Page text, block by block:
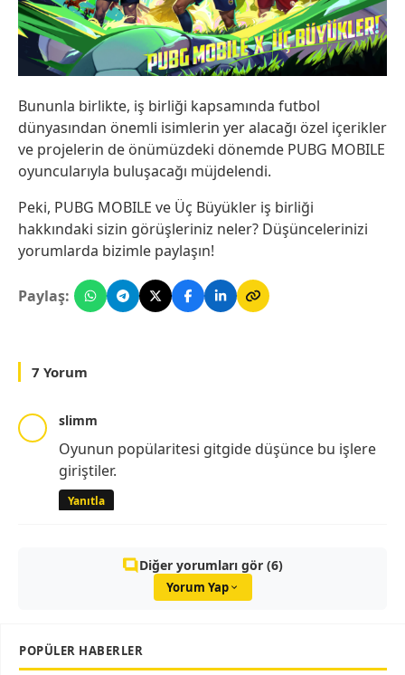
Bununla birlikte, iş birliği kapsamında futbol
dünyasından önemli isimlerin yer alacağı özel içerikler
ve projelerin de önümüzdeki dönemde PUBG MOBILE
oyuncularıyla buluşacağı müjdelendi.
Peki, PUBG MOBILE ve Üç Büyükler iş birliği
hakkındaki sizin görüşleriniz neler? Düşüncelerinizi
yorumlarda bizimle paylaşın!
Paylaş:
7 Yorum
slimm
Oyunun popülaritesi gitgide düşünce bu işlere
giriştiler.
Yanıtla
Diğer yorumları gör (6)
Yorum Yap
POPÜLER HABERLER